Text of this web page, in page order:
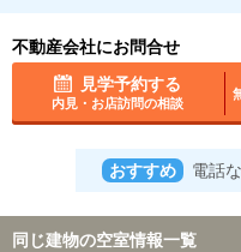
不動産会社にお問合せ
見学予約する
内見・お店訪問の相談
おすすめ 電話
同じ建物の空室情報一覧